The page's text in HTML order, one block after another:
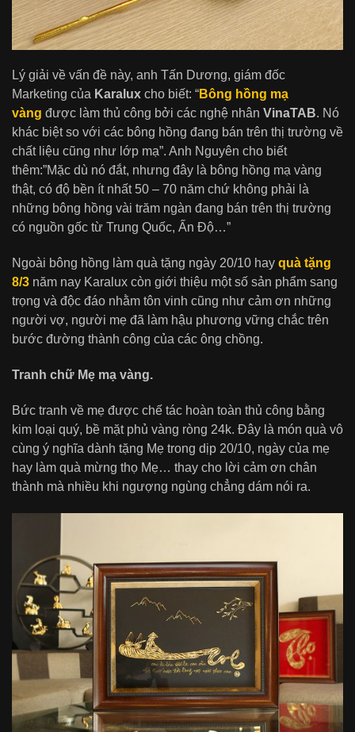
Lý giải về vấn đề này, anh Tấn Dương, giám đốc
Marketing của Karalux cho biết: “Bông hồng mạ
vàng được làm thủ công bởi các nghệ nhân VinaTAB. Nó
khác biệt so với các bông hồng đang bán trên thị trường về
chất liệu cũng như lớp mạ”. Anh Nguyên cho biết
thêm:”Mặc dù nó đắt, nhưng đây là bông hồng mạ vàng
thật, có độ bền ít nhất 50 – 70 năm chứ không phải là
những bông hồng vài trăm ngàn đang bán trên thị trường
có nguồn gốc từ Trung Quốc, Ấn Độ…”
Ngoài bông hồng làm quà tặng ngày 20/10 hay quà tặng
8/3 năm nay Karalux còn giới thiệu một số sản phẩm sang
trọng và độc đáo nhằm tôn vinh cũng như cảm ơn những
người vợ, người mẹ đã làm hậu phương vững chắc trên
bước đường thành công của các ông chồng.
Tranh chữ Mẹ mạ vàng.
Bức tranh về mẹ được chế tác hoàn toàn thủ công bằng
kim loại quý, bề mặt phủ vàng ròng 24k. Đây là món quà vô
cùng ý nghĩa dành tặng Mẹ trong dịp 20/10, ngày của mẹ
hay làm quà mừng thọ Mẹ… thay cho lời cảm ơn chân
thành mà nhiều khi ngượng ngùng chẳng dám nói ra.